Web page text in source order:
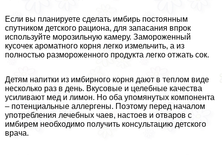
Если вы планируете сделать имбирь постоянным
спутником детского рациона, для запасания впрок
используйте морозильную камеру. Замороженный
кусочек ароматного корня легко измельчить, а из
полностью размороженного продукта легко отжать сок.
Детям напитки из имбирного корня дают в теплом виде
несколько раз в день. Вкусовые и целебные качества
усиливают мед и лимон. Но оба упомянутых компонента
– потенциальные аллергены. Поэтому перед началом
употрeбления лечебных чаев, настоев и отваров с
имбирем необходимо получить консультацию детского
врача.